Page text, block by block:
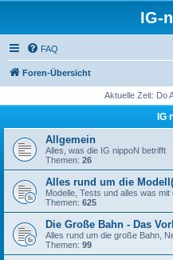
IG-
FAQ
Foren-Übersicht
Aktuelle Zeit: Do
IG
Allgemein
Alles, was die IG nippoN betrifft
Themen: 26
Alles rund um die
Modelle, Tests und alles was
Themen: 625
Die Große Bahn - Das
Alles rund um die große Bahn,
Themen: 99